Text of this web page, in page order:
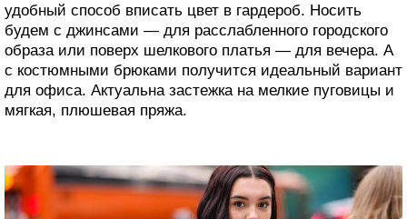
удобный способ вписать цвет в гардероб. Носить
будем с джинсами — для расслабленного городского
образа или поверх шелкового платья — для вечера. А
с костюмными брюками получится идеальный вариант
для офиса. Актуальна застежка на мелкие пуговицы и
мягкая, плюшевая пряжа.